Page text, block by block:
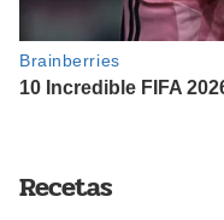
Recetas